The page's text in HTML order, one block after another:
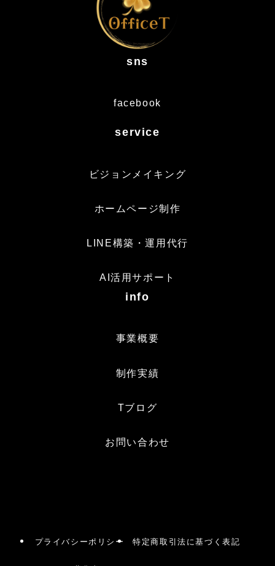
sns
facebook
service
ビジョンメイキング
ホームページ制作
LINE構築・運用代行
AI活用サポート
info
事業概要
制作実績
Tブログ
お問い合わせ
プライバシーポリシー 特定商取引法に基づく表記